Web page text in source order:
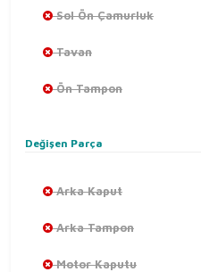
Sol Ön Çamurluk
Tavan
Ön Tampon
Değişen Parça
Arka Kaput
Arka Tampon
Motor Kaputu